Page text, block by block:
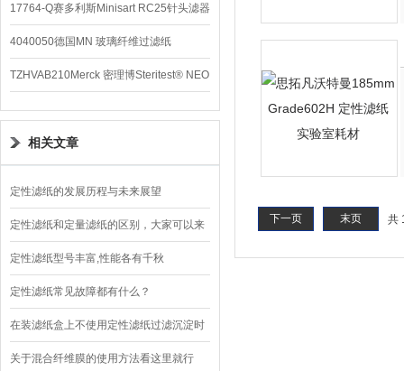
养基
17764-Q赛多利斯Minisart RC25针头滤器
4040050德国MN 玻璃纤维过滤纸
TZHVAB210Merck 密理博Steritest® NEO
设备
相关文章
定性滤纸的发展历程与未来展望
定性滤纸和定量滤纸的区别，大家可以来
此看一看
定性滤纸型号丰富,性能各有千秋
定性滤纸常见故障都有什么？
在装滤纸盒上不使用定性滤纸过滤沉淀时
应注意了
关于混合纤维膜的使用方法看这里就行
共
下一页 末页